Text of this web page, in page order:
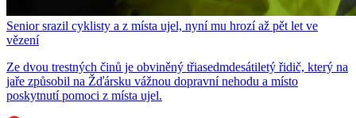
Senior srazil cyklisty a z místa ujel, nyní mu hrozí až pět let ve
vězení
Ze dvou trestných činů je obviněný třiasedmdesátiletý řidič, který na
jaře způsobil na Žďársku vážnou dopravní nehodu a místo
poskytnutí pomoci z místa ujel.